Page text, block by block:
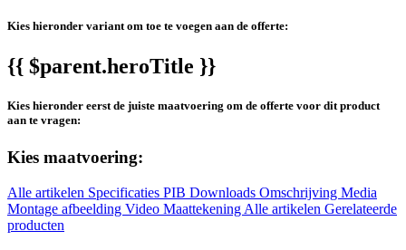
Kies hieronder variant om toe te voegen aan de offerte:
{{ $parent.heroTitle }}
Kies hieronder eerst de juiste maatvoering om de offerte voor dit product
aan te vragen:
Kies maatvoering:
Alle artikelen Specificaties PIB Downloads Omschrijving Media
Montage afbeelding Video Maattekening Alle artikelen Gerelateerde
producten